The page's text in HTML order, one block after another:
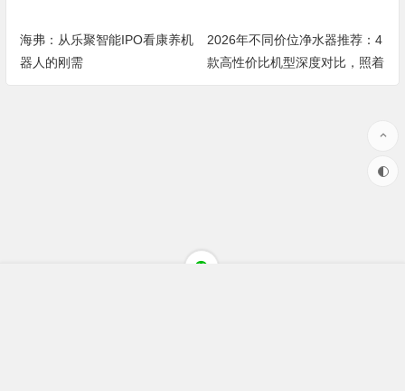
海弗：从乐聚智能IPO看康养机
器人的刚需
2026年不同价位净水器推荐：4
款高性价比机型深度对比，照着
买不踩坑